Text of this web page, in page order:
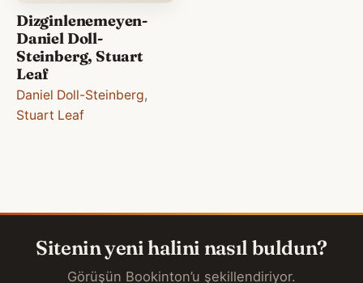
Dizginlenemeyen-
Daniel Doll-
Steinberg, Stuart
Leaf
Daniel Doll-Steinberg,
Stuart Leaf
Sitenin yeni halini nasıl buldun?
Görüşün Bookinton’u şekillendiriyor.